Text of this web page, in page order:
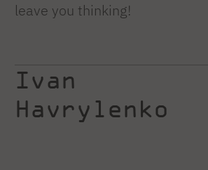
leave you thinking!
Ivan
Havrylenko